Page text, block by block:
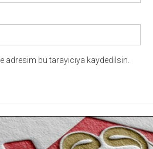
bu tarayıcıya kaydedilsin.